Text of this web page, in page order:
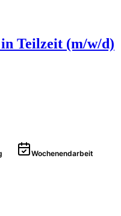
Teilzeit (m/w/d)
Wochenendarbeit